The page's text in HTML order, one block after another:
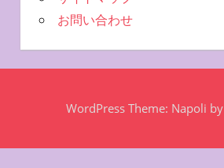
お問い合わせ
WordPress Theme: Napoli by